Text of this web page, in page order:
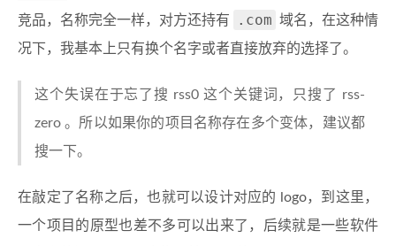
竞品，名称完全一样，对方还持有
.com 域名，在这种情
况下，我基本上只有换个名字或者直接放弃的选择了。
这个失误在于忘了搜 rss0 这个关键词，只搜了 rss-
zero 。所以如果你的项目名称存在多个变体，建议都
搜一下。
在敲定了名称之后，也就可以设计对应的 logo，到这里，
一个项目的原型也差不多可以出来了，后续就是一些软件